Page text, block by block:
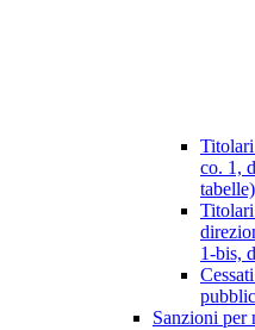
co. 1,
tabelle)
1-bis,
Sanzioni per